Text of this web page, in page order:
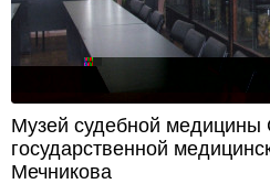
Музей судебной медицины
государственной
Мечникова